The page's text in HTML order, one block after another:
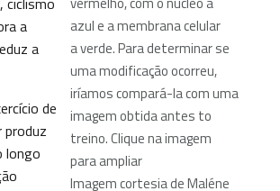
azul e a membrana celular
a verde. Para determinar se
uma modificação ocorreu,
iríamos compará-la com uma
imagem obtida antes to
treino. Clique na imagem
para ampliar
Imagem cortesia de Maléne
a
a
de
produz
longo